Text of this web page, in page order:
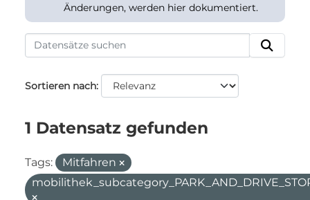
Änderungen, werden hier dokumentiert.
Sortieren nach
1 Datensatz gefunden
Tags:
Mitfahren